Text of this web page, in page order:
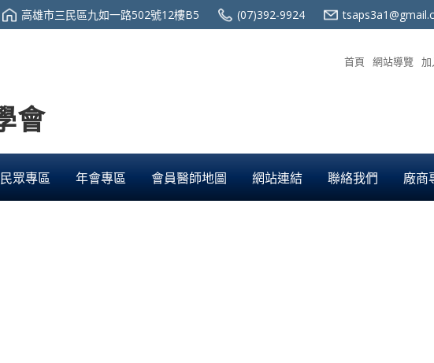
高雄市三民區九如一路502號12樓B5 (07)392-9924
首頁 網站導覽 加
民眾專區 年會專區 會員醫師地圖 網站連結 聯絡我們 廠商